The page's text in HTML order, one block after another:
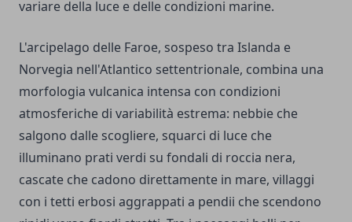
variare della luce e delle condizioni marine.
L'arcipelago delle Faroe, sospeso tra Islanda e
Norvegia nell'Atlantico settentrionale, combina una
morfologia vulcanica intensa con condizioni
atmosferiche di variabilità estrema: nebbie che
salgono dalle scogliere, squarci di luce che
illuminano prati verdi su fondali di roccia nera,
cascate che cadono direttamente in mare, villaggi
con i tetti erbosi aggrappati a pendii che scendono